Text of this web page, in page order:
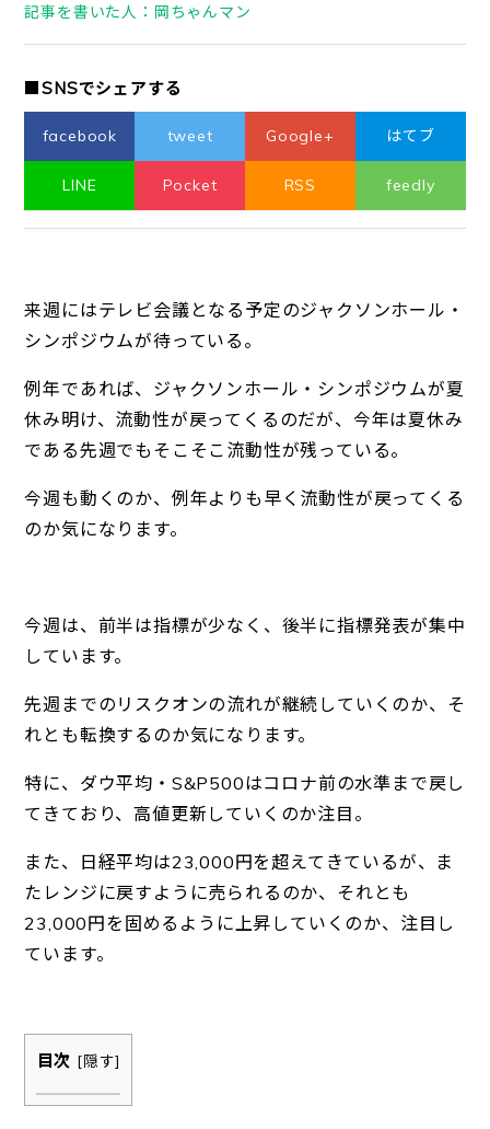
記事を書いた人：岡ちゃんマン
■SNSでシェアする
facebook tweet Google+ はてブ
LINE Pocket RSS feedly
来週にはテレビ会議となる予定のジャクソンホール・
シンポジウムが待っている。
例年であれば、ジャクソンホール・シンポジウムが夏
休み明け、流動性が戻ってくるのだが、今年は夏休み
である先週でもそこそこ流動性が残っている。
今週も動くのか、例年よりも早く流動性が戻ってくる
のか気になります。
今週は、前半は指標が少なく、後半に指標発表が集中
しています。
先週までのリスクオンの流れが継続していくのか、そ
れとも転換するのか気になります。
特に、ダウ平均・S&P500はコロナ前の水準まで戻し
てきており、高値更新していくのか注目。
また、日経平均は23,000円を超えてきているが、ま
たレンジに戻すように売られるのか、それとも
23,000円を固めるように上昇していくのか、注目し
ています。
目次 [隠す]